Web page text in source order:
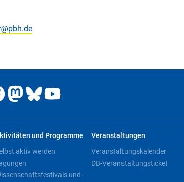
und Programme
aktiv werden
und -
Veranstaltungen
Veranstaltungskalender
DB-Veranstaltungsticket